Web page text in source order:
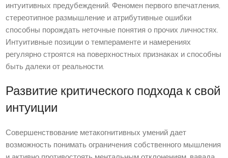
интуитивных предубеждений. Феномен первого впечатления,
стереотипное размышление и атрибутивные ошибки
способны порождать неточные понятия о прочих личностях.
Интуитивные позиции о темпераменте и намерениях
регулярно строятся на поверхностных признаках и способны
быть далеки от реальности.
Развитие критического подхода к свой
интуиции
Совершенствование метакогнитивных умений дает
возможность понимать ограничения собственного мышления